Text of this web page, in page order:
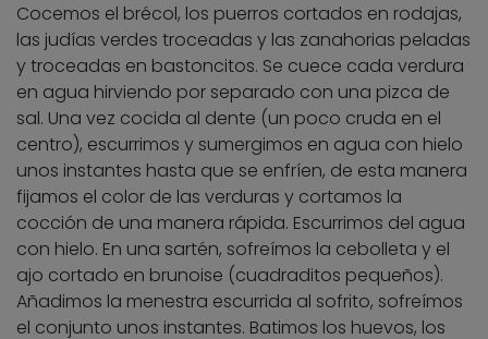
Cocemos el brécol, los puerros cortados en rodajas,
las judías verdes troceadas y las zanahorias peladas
y troceadas en bastoncitos. Se cuece cada verdura
en agua hirviendo por separado con una pizca de
sal. Una vez cocida al dente (un poco cruda en el
centro), escurrimos y sumergimos en agua con hielo
unos instantes hasta que se enfríen, de esta manera
fijamos el color de las verduras y cortamos la
cocción de una manera rápida. Escurrimos del agua
con hielo. En una sartén, sofreímos la cebolleta y el
ajo cortado en brunoise (cuadraditos pequeños).
Añadimos la menestra escurrida al sofrito, sofreímos
el conjunto unos instantes. Batimos los huevos, los